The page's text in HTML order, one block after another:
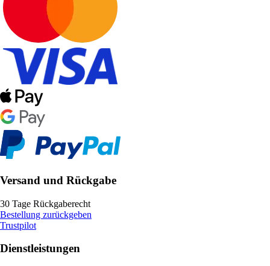
Versand und Rückgabe
30 Tage Rückgaberecht
Bestellung zurückgeben
Trustpilot
Dienstleistungen